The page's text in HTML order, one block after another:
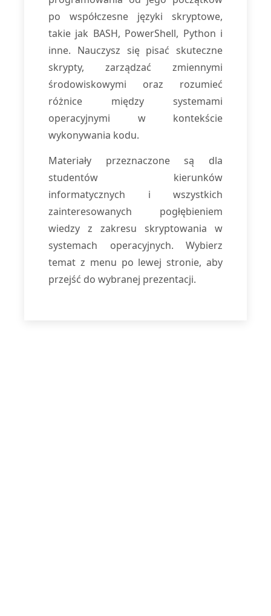
po współczesne języki skryptowe,
takie jak BASH, PowerShell, Python i
inne. Nauczysz się pisać skuteczne
skrypty, zarządzać zmiennymi
środowiskowymi oraz rozumieć
różnice między systemami
operacyjnymi w kontekście
wykonywania kodu.
Materiały przeznaczone są dla
studentów kierunków
informatycznych i wszystkich
zainteresowanych pogłębieniem
wiedzy z zakresu skryptowania w
systemach operacyjnych. Wybierz
temat z menu po lewej stronie, aby
przejść do wybranej prezentacji.